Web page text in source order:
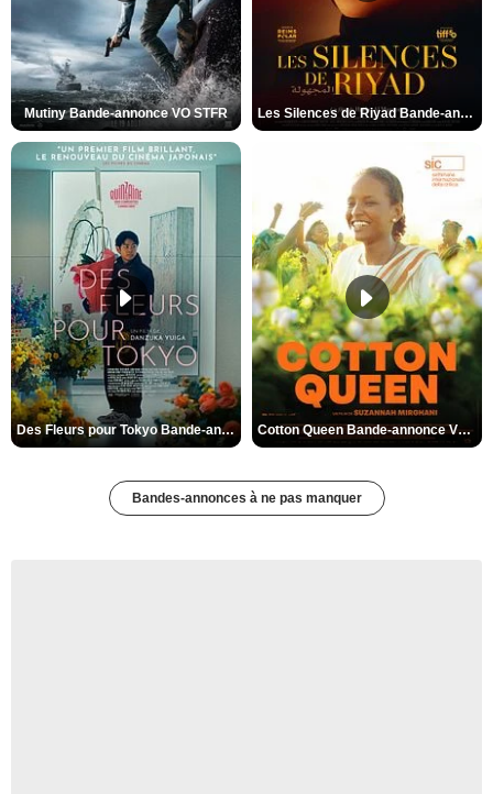
Mutiny Bande-annonce VO STFR Les Silences de Riyad Bande-annonce VO STFR
Des Fleurs pour Tokyo Bande-annonce VO STFR Cotton Queen Bande-annonce VO STFR
Bandes-annonces à ne pas manquer